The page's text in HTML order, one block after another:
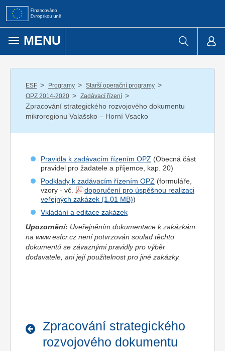
Přejít k obsahu
MENU
ESF / Programy / Starší operační programy /
OPZ 2014-2020 / Zadávací řízení /
Zpracování strategického rozvojového dokumentu
mikroregionu Valašsko – Horní Vsacko
Pravidla k zadávacím řízením OPZ (Obecná část
pravidel pro žadatele a příjemce , kap. 20)
Podklady k zadávacím řízením OPZ (formuláře,
vzory - vč.
doporučení pro úspěšnou realizaci
veřejných zakázek
)
Vkládání a editace zakázek
Upozornění: Uveřejněním dokumentace k zakázkám
na www.esfcr.cz není potvrzován soulad těchto
dokumentů se závaznými pravidly pro výběr
dodavatele, ani její použitelnost pro jiné zakázky.
Zpracování strategického
rozvojového dokumentu